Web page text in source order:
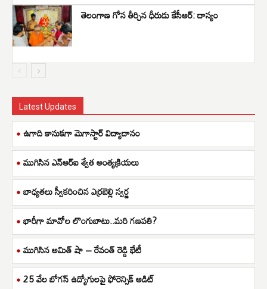
తెలంగాణ గోస తీర్చిన ధీరుడు కేసీఆర్: దాస్యం
Latest Updates
ఉగాది కానుకగా మెగాస్టార్ విద్యాదానం
ముగిసిన ఎన్ఆర్ఐ శ్వేత అంత్యక్రియలు
బాధ్యతలు స్వీకరించిన ఎర్రబెల్లి స్వర్ణ
భారీగా మావోల లొంగుబాటు..మరి గణపతి?
ముగిసిన అమిత్ షా – రేవంత్ రెడ్డి భేటీ
25 వేల బోగస్ ఉద్యోగులపై ఫోరెన్సిక్ ఆడిట్